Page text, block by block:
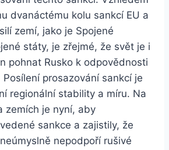
dvanáctému kolu sankcí EU a
zemí, jako je Spojené
státy, je zřejmé, že svět je i
pohnat Rusko k odpovědnosti
prosazování sankcí je
regionální stability a míru. Na
zemích je nyní, aby
sankce a zajistily, že
nepodpoří rušivé